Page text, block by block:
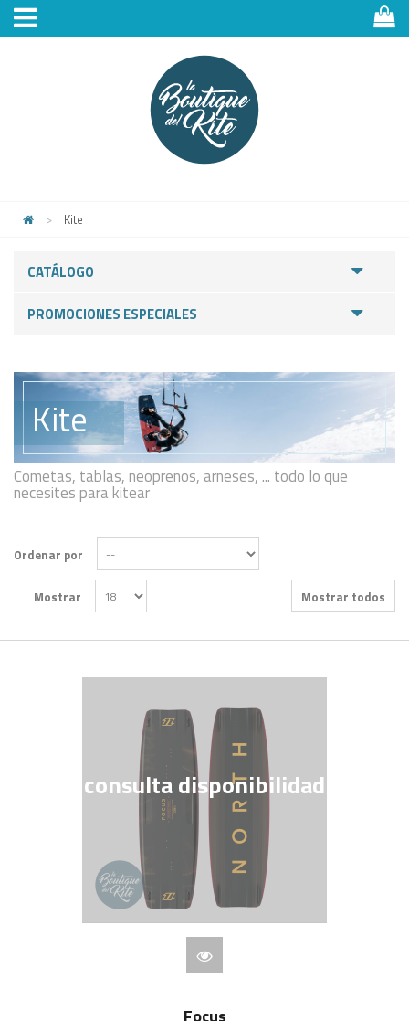
> Kite
CATÁLOGO
PROMOCIONES ESPECIALES
Kite
Cometas, tablas, neoprenos, arneses, ... todo lo que
necesites para kitear
Ordenar por
Mostrar Mostrar todos
Focus
consulta disponibilidad